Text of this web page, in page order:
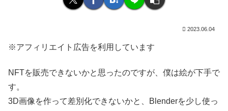
2023.06.04
※アフィリエイト広告を利用しています
NFTを販売できないかと思ったのですが、僕は絵が下手で
す。
3D画像を作って差別化できないかと、Blenderを少し使っ